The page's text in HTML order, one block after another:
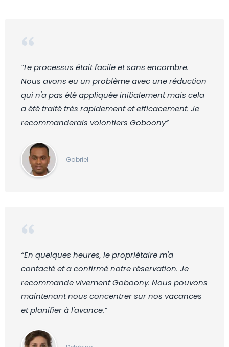
“Le processus était facile et sans encombre.
Nous avons eu un problème avec une réduction
qui n'a pas été appliquée initialement mais cela
a été traité très rapidement et efficacement. Je
recommanderais volontiers Goboony“
Gabriel
“En quelques heures, le propriétaire m'a
contacté et a confirmé notre réservation. Je
recommande vivement Goboony. Nous pouvons
maintenant nous concentrer sur nos vacances
et planifier à l'avance.“